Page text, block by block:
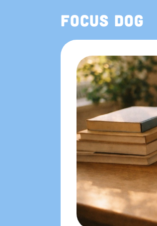
Focus Dog
App Store でも配信中